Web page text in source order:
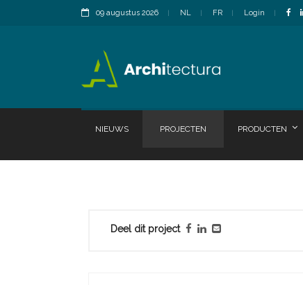
09 augustus 2026 NL FR Login
NIEUWS PROJECTEN PRODUCTEN
Deel dit project